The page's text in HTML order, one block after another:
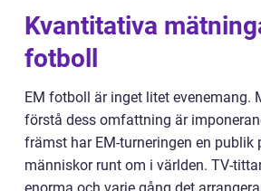
Kvantitativa
fotboll
EM fotboll är inget litet evenemang.
förstå dess omfattning är
främst har EM-turneringen en publik
människor runt om i världen. TV-